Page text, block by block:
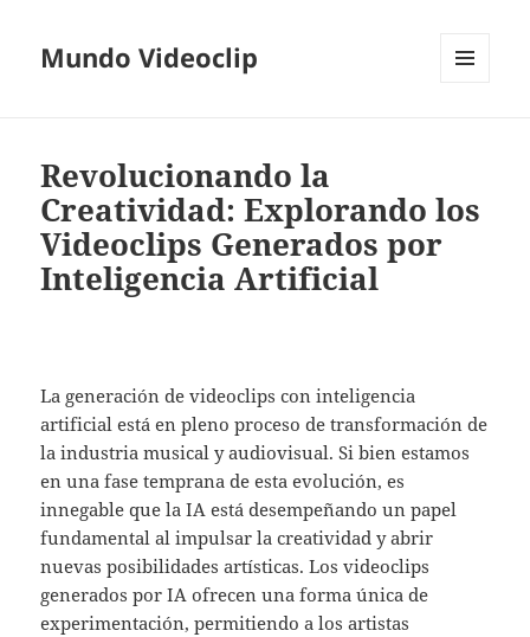
Mundo Videoclip
Revolucionando la
Creatividad: Explorando los
Videoclips Generados por
Inteligencia Artificial
La generación de videoclips con inteligencia
artificial está en pleno proceso de transformación de
la industria musical y audiovisual. Si bien estamos
en una fase temprana de esta evolución, es
innegable que la IA está desempeñando un papel
fundamental al impulsar la creatividad y abrir
nuevas posibilidades artísticas. Los videoclips
generados por IA ofrecen una forma única de
experimentación, permitiendo a los artistas